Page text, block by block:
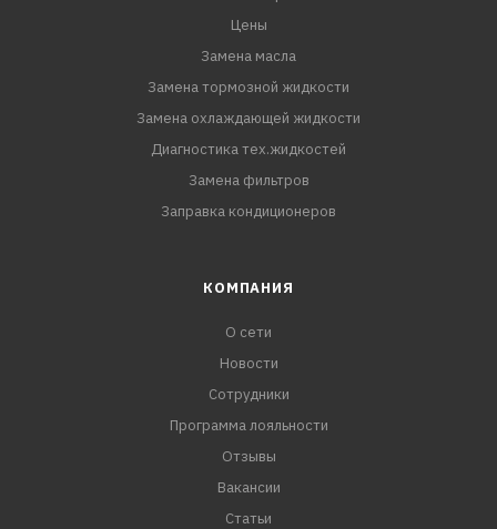
Цены
Замена масла
Замена тормозной жидкости
Замена охлаждающей жидкости
Диагностика тех.жидкостей
Замена фильтров
Заправка кондиционеров
КОМПАНИЯ
О сети
Новости
Сотрудники
Программа лояльности
Отзывы
Вакансии
Статьи